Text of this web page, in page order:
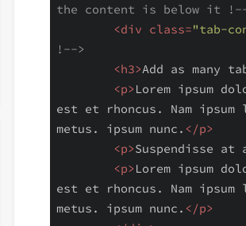
the content is below it
<div class="tab-
!-->
<h3>Add as many
<p> Lorem ipsum
est et rhoncus. Nam
metus. ipsum nunc. </p>
<p>Suspendisse
<p> Lorem ipsum
est et rhoncus. Nam
metus. ipsum nunc. </p>